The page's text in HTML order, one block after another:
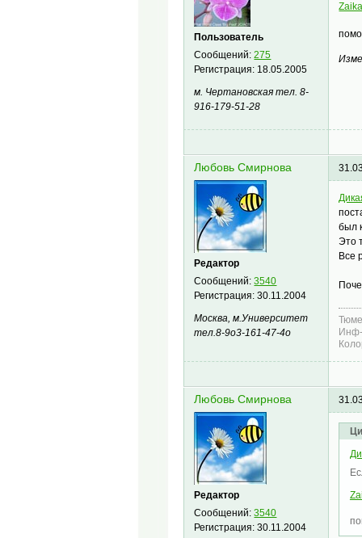
Пользователь
Сообщений:275
Регистрация: 18.05.2005
м. Чертановская тел. 8-
916-179-51-28
Любовь Смирнова
Редактор
Сообщений:3540
Регистрация:30.11.2004
Москва, м.Университет
тел.8-9о3-161-47-4о
был
Это
Все
Любовь Смирнова
Редактор
Сообщений:3540
Регистрация:30.11.2004